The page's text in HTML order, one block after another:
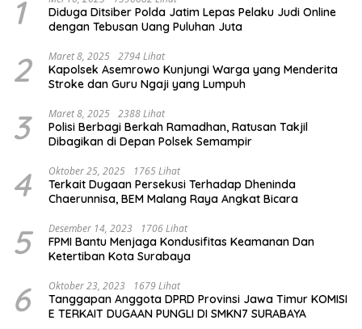
1
Diduga Ditsiber Polda Jatim Lepas Pelaku Judi Online
dengan Tebusan Uang Puluhan Juta
2 Maret 8, 2025 2794 Lihat
Kapolsek Asemrowo Kunjungi Warga yang Menderita
Stroke dan Guru Ngaji yang Lumpuh
3 Maret 8, 2025 2388 Lihat
Polisi Berbagi Berkah Ramadhan, Ratusan Takjil
Dibagikan di Depan Polsek Semampir
4 Oktober 25, 2025 1765 Lihat
Terkait Dugaan Persekusi Terhadap Dheninda
Chaerunnisa, BEM Malang Raya Angkat Bicara
5 Desember 14, 2023 1706 Lihat
FPMI Bantu Menjaga Kondusifitas Keamanan Dan
Ketertiban Kota Surabaya
6 Oktober 23, 2023 1679 Lihat
Tanggapan Anggota DPRD Provinsi Jawa Timur KOMISI
E TERKAIT DUGAAN PUNGLI DI SMKN7 SURABAYA